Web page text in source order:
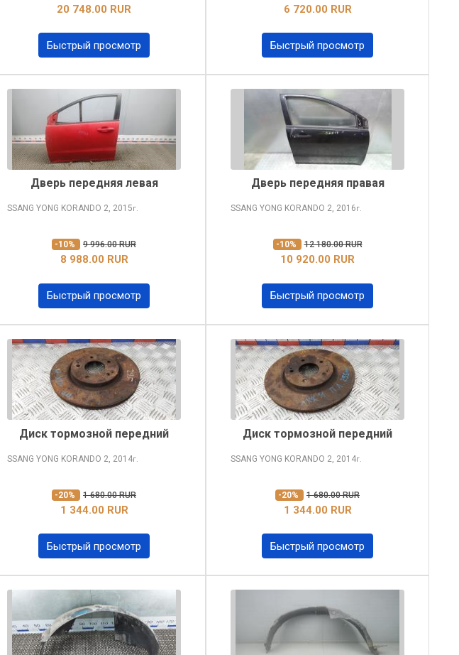
20 748.00 RUR
Быстрый просмотр
6 720.00 RUR
Быстрый просмотр
Дверь передняя левая
SSANG YONG KORANDO 2, 2015г.
-10% 9 996.00 RUR
8 988.00 RUR
Быстрый просмотр
Дверь передняя правая
SSANG YONG KORANDO 2, 2016г.
-10% 12 180.00 RUR
10 920.00 RUR
Быстрый просмотр
Диск тормозной передний
SSANG YONG KORANDO 2, 2014г.
-20% 1 680.00 RUR
1 344.00 RUR
Быстрый просмотр
Диск тормозной передний
SSANG YONG KORANDO 2, 2014г.
-20% 1 680.00 RUR
1 344.00 RUR
Быстрый просмотр